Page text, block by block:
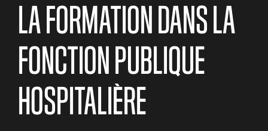
LA FORMATION DANS LA
FONCTION PUBLIQUE
HOSPITALIÈRE